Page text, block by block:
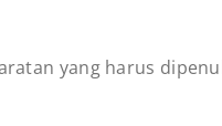
yang harus